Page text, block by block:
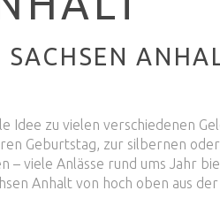
Idee zu vielen verschiedenen
Geburtstag, zur silbernen
viele Anlässe rund ums Jahr
Anhalt von hoch oben aus